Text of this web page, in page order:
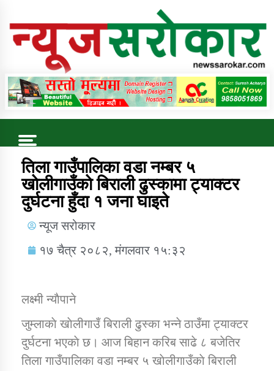
Online News Portal
Trending Now
कुषि बिकास कार्यालय जुम्ला सुचना सन्देश
तिला गाउँपालिका वडा नम्बर ५
खाेलीगाउँकाे बिराली ढुस्कामा ट्याक्टर
दुर्घटना हुँदा १ जना घाइते
न्यूज सरोकार
१७ चैत्र २०८२, मंगलवार १५:३२
लक्ष्मी न्याैपाने
जुम्लाकाे खाेलीगाउँ बिराली ढुस्का भन्ने ठाउँमा ट्याक्टर
दुर्घटना भएकाे छ। आज बिहान करिब साढे ८ बजेतिर
तिला गाउँपालिका वडा नम्बर ५ खाेलीगाउँकाे बिराली